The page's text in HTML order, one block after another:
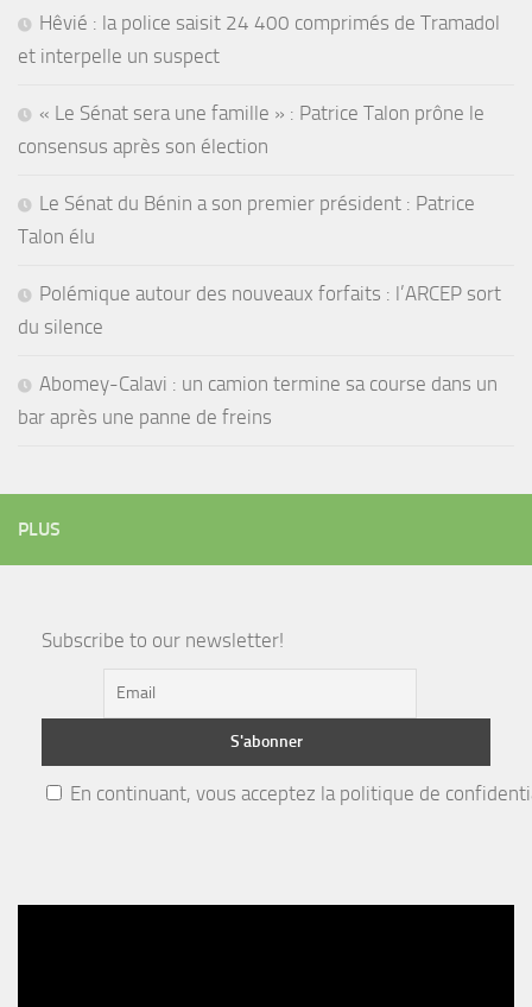
Hêvié : la police saisit 24 400 comprimés de Tramadol
et interpelle un suspect
« Le Sénat sera une famille » : Patrice Talon prône le
consensus après son élection
Le Sénat du Bénin a son premier président : Patrice
Talon élu
Polémique autour des nouveaux forfaits : l’ARCEP sort
du silence
Abomey-Calavi : un camion termine sa course dans un
bar après une panne de freins
PLUS
Subscribe to our newsletter!
En continuant, vous acceptez la politique de